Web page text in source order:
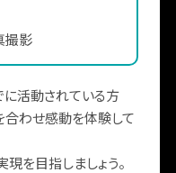
撮影
活動されている方
合わせ感動を体験して
を目指しましょう。